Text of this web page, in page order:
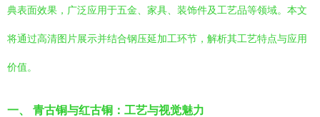
典表面效果，广泛应用于五金、家具、装饰件及工艺品等领域。本文
将通过高清图片展示并结合钢压延加工环节，解析其工艺特点与应用
价值。
一、 青古铜与红古铜：工艺与视觉魅力